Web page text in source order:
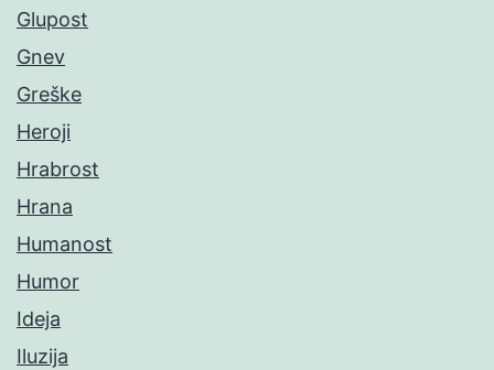
Glupost
Gnev
Greške
Heroji
Hrabrost
Hrana
Humanost
Humor
Ideja
Iluzija